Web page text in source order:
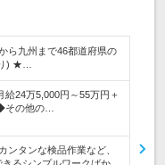
ら九州まで46都道府県の
) ★…
24万5,000円～55万円＋
その他の…
ンタンな検品作業など、